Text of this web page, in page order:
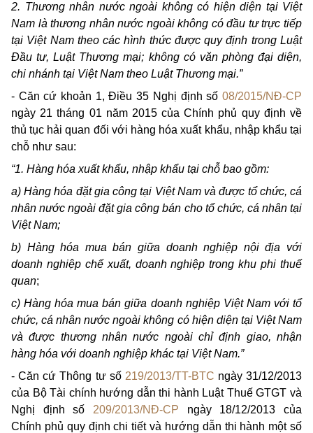
2. Thương nhân nước ngoài không có hiện diện tại Việt
Nam là thương nhân nước ngoài không có đầu tư trực tiếp
tại Việt Nam theo các hình thức được quy định trong Luật
Đầu tư, Luật Thương mại; không có văn phòng đại diện,
chi nhánh tại Việt Nam theo Luật Thương mại.”
- Căn cứ khoản 1, Điều 35 Nghị định số 08/2015/NĐ-CP
ngày 21 tháng 01 năm 2015 của Chính phủ quy định về
thủ tục hải quan đối với hàng hóa xuất khẩu, nhập khẩu tại
chỗ như sau:
“1. Hàng hóa xuất khẩu, nhập khẩu tại chỗ bao gồm:
a) Hàng hóa đặt gia công tại Việt Nam và được tổ chức, cá
nhân nước ngoài đặt gia công bán cho tổ chức, cá nhân tại
Việt Nam;
b) Hàng hóa mua bán giữa doanh nghiệp nội địa với
doanh nghiệp chế xuất, doanh nghiệp trong khu phi thuế
quan;
c) Hàng hóa mua bán giữa doanh nghiệp Việt Nam với tổ
chức, cá nhân nước ngoài không có hiện diện tại Việt Nam
và được thương nhân nước ngoài chỉ định giao, nhận
hàng hóa với doanh nghiệp khác tại Việt Nam.”
- Căn cứ Thông tư số 219/2013/TT-BTC ngày 31/12/2013
của Bộ Tài chính hướng dẫn thi hành Luật Thuế GTGT và
Nghị định số 209/2013/NĐ-CP ngày 18/12/2013 của
Chính phủ quy định chi tiết và hướng dẫn thi hành một số